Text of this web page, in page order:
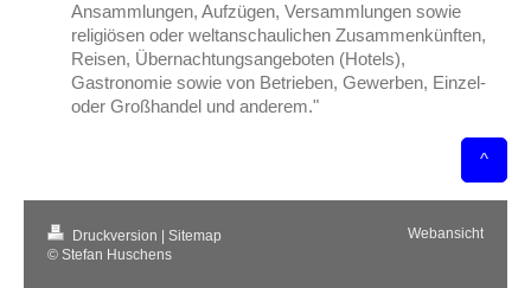
Ansammlungen, Aufzügen, Versammlungen sowie
religiösen oder weltanschaulichen Zusammenkünften,
Reisen, Übernachtungsangeboten (Hotels),
Gastronomie sowie von Betrieben, Gewerben, Einzel-
oder Großhandel und anderem."
^
Druckversion
Sitemap
© Stefan Huschens
Webansicht